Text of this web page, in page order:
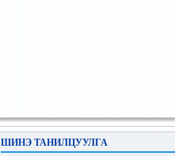
ШИНЭ ТАНИЛЦУУЛГА